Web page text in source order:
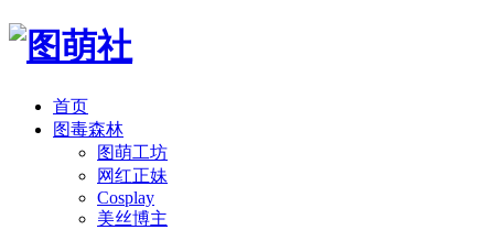
首页
图毒森林
图萌工坊
网红正妹
Cosplay
美丝博主